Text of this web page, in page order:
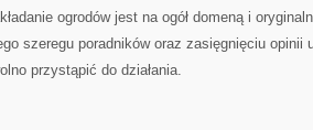
ogrodów jest na ogół domeną i
szeregu poradników oraz zasięgnięciu opinii
przystąpić do działania.